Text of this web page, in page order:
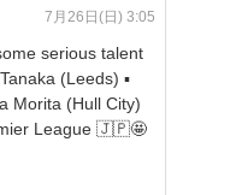
7月26日(日) 3:05
serious talent
Morita (Hull City)
League 🇯🇵🤩